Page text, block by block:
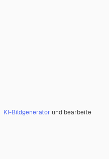
KI-Bildgenerator und bearbeite